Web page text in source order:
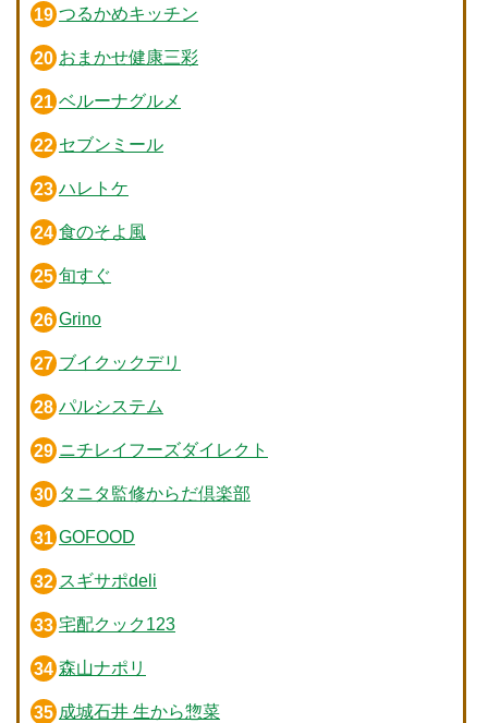
つるかめキッチン
おまかせ健康三彩
ベルーナグルメ
セブンミール
ハレトケ
食のそよ風
旬すぐ
Grino
ブイクックデリ
パルシステム
ニチレイフーズダイレクト
タニタ監修からだ倶楽部
GOFOOD
スギサポdeli
宅配クック123
森山ナポリ
成城石井 生から惣菜